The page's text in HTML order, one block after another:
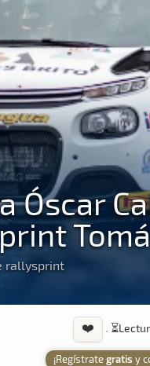
Óscar
rallysprint
❤️ · ⏳
¡Regístrategratis y